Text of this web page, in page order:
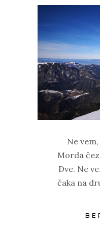
Ne
Morda
Dve. Ne
čaka na